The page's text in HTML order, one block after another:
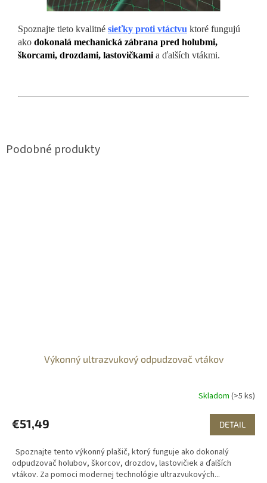
Spoznajte tieto kvalitné sieťky proti vtáctvu ktoré fungujú
ako dokonalá mechanická zábrana pred holubmi,
škorcami, drozdami, lastovičkami a ďalších vtákmi.
Výkonný ultrazvukový odpudzovač vtákov
Skladom (>5 ks)
€51,49 DETAIL
Spoznajte tento výkonný plašič, ktorý funguje ako dokonalý
odpudzovač holubov, škorcov, drozdov, lastovičiek a ďalších
vtákov. Za pomoci modernej technológie ultrazvukových...